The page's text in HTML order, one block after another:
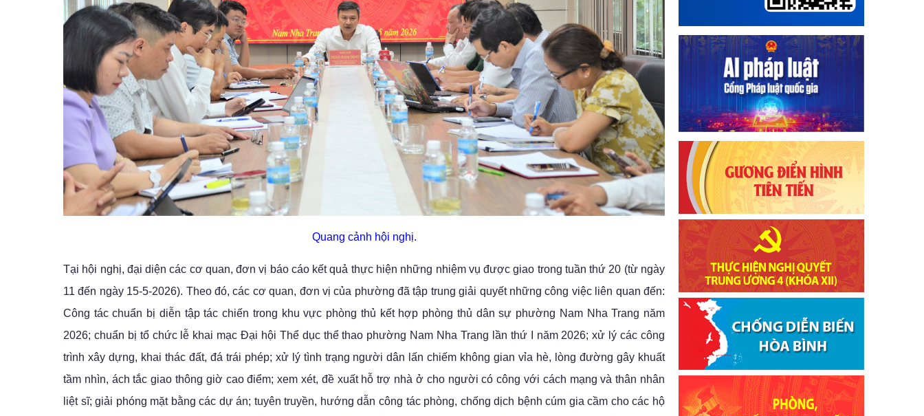
Quang cảnh hội nghị.
Tại hội nghị, đại diện các cơ quan, đơn vị báo cáo kết quả thực hiện những nhiệm vụ được giao trong tuần thứ 20 (từ ngày
11 đến ngày 15-5-2026). Theo đó, các cơ quan, đơn vị của phường đã tập trung giải quyết những công việc liên quan đến:
Công tác chuẩn bị diễn tập tác chiến trong khu vực phòng thủ kết hợp phòng thủ dân sự phường Nam Nha Trang năm
2026; chuẩn bị tổ chức lễ khai mạc Đại hội Thể dục thể thao phường Nam Nha Trang lần thứ I năm 2026; xử lý các công
trình xây dựng, khai thác đất, đá trái phép; xử lý tình trạng người dân lấn chiếm không gian vỉa hè, lòng đường gây khuất
tầm nhìn, ách tắc giao thông giờ cao điểm; xem xét, đề xuất hỗ trợ nhà ở cho người có công với cách mạng và thân nhân
liệt sĩ; giải phóng mặt bằng các dự án; tuyên truyền, hướng dẫn công tác phòng, chống dịch bệnh cúm gia cầm cho các hộ